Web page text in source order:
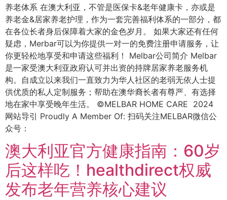
养老体系 在澳大利亚，不管是医保卡&老年健康卡，亦或是
养老金&居家养老护理，作为一套完善福利体系的一部分，都
在各位长者身后保障着大家的金色岁月。 如果大家还有任何
疑虑，Merbar可以为你提供一对一的免费注册申请服务，让
你更轻松地享受和申请这些福利！ Melbar公司简介 Melbar
是一家受澳大利亚政府认可并出资的持牌居家养老服务机
构。自成立以来我们一直致力为华人社区的老弱无依人士提
供优质的私人定制服务；帮助在澳华裔长者有尊严、有选择
地在家中享受晚年生活。 ©MELBAR HOME CARE 2024
网站导引 Proudly A Member Of: 扫码关注MELBAR微信公
众号：
澳大利亚官方健康指南：60岁
后这样吃！healthdirect权威
发布老年营养核心建议